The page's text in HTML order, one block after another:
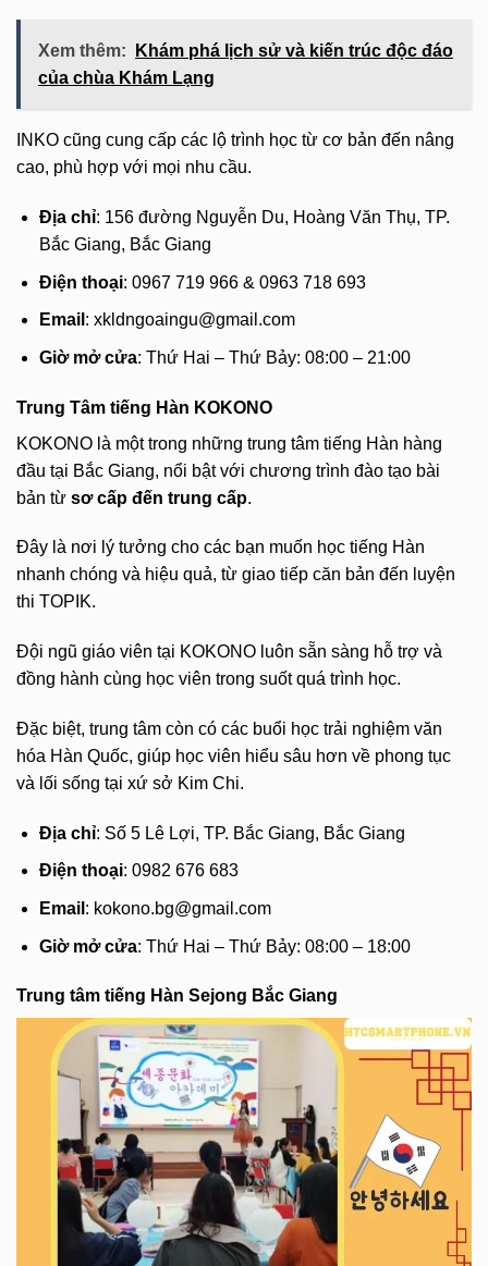
Xem thêm:
Khám phá lịch sử và kiến trúc độc đáo
của chùa Khám Lạng
INKO cũng cung cấp các lộ trình học từ cơ bản đến nâng
cao, phù hợp với mọi nhu cầu.
Địa chỉ: 156 đường Nguyễn Du, Hoàng Văn Thụ, TP.
Bắc Giang, Bắc Giang
Điện thoại: 0967 719 966 & 0963 718 693
Email : xkldngoaingu@gmail.com
Giờ mở cửa: Thứ Hai – Thứ Bảy: 08:00 – 21:00
Trung Tâm tiếng Hàn KOKONO
KOKONO là một trong những trung tâm tiếng Hàn hàng
đầu tại Bắc Giang, nổi bật với chương trình đào tạo bài
bản từ sơ cấp đến trung cấp.
Đây là nơi lý tưởng cho các bạn muốn học tiếng Hàn
nhanh chóng và hiệu quả, từ giao tiếp căn bản đến luyện
thi TOPIK.
Đội ngũ giáo viên tại KOKONO luôn sẵn sàng hỗ trợ và
đồng hành cùng học viên trong suốt quá trình học.
Đặc biệt, trung tâm còn có các buổi học trải nghiệm văn
hóa Hàn Quốc, giúp học viên hiểu sâu hơn về phong tục
và lối sống tại xứ sở Kim Chi.
Địa chỉ: Số 5 Lê Lợi, TP. Bắc Giang, Bắc Giang
Điện thoại: 0982 676 683
Email : kokono.bg@gmail.com
Giờ mở cửa: Thứ Hai – Thứ Bảy: 08:00 – 18:00
Trung tâm tiếng Hàn Sejong Bắc Giang